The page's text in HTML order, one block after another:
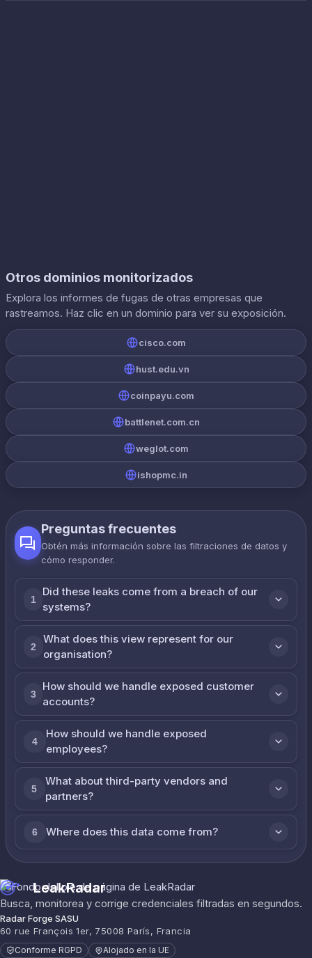
Otros dominios monitorizados
Explora los informes de fugas de otras empresas que
rastreamos. Haz clic en un dominio para ver su exposición.
cisco.com
hust.edu.vn
coinpayu.com
battlenet.com.cn
weglot.com
ishopmc.in
Preguntas frecuentes
Obtén más información sobre las filtraciones de datos y
cómo responder.
1
Did these leaks come from a breach of our
systems?
2
What does this view represent for our
organisation?
3
How should we handle exposed customer
accounts?
4
How should we handle exposed
employees?
5
What about third-party vendors and
partners?
6 Where does this data come from?
LeakRadar
Busca, monitorea y corrige credenciales filtradas en segundos.
Radar Forge SASU
60 rue François 1er, 75008 París, Francia
Conforme RGPD Alojado en la UE